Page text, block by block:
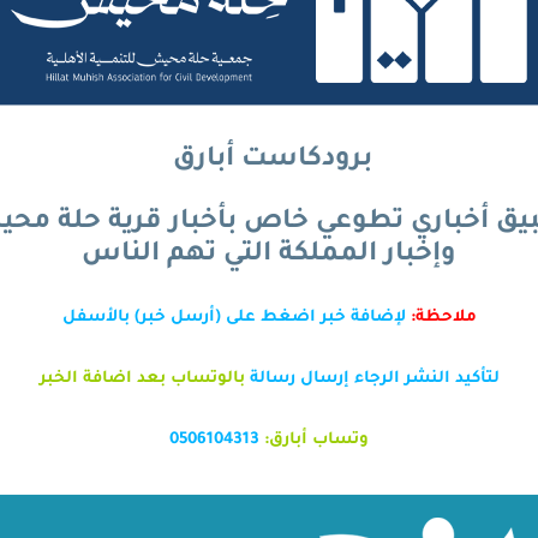
برودكاست أبارق
أخباري تطوعي خاص بأخبار قرية حلة
وإخبار المملكة التي تهم الناس
ملاحظة: لإضافة خبر اضغط على (أرسل خبر) بالأسفل
لتأكيد النشر الرجاء إرسال رسالة بالوتساب بعد اضافة الخبر
وتساب أبارق: 0506104313